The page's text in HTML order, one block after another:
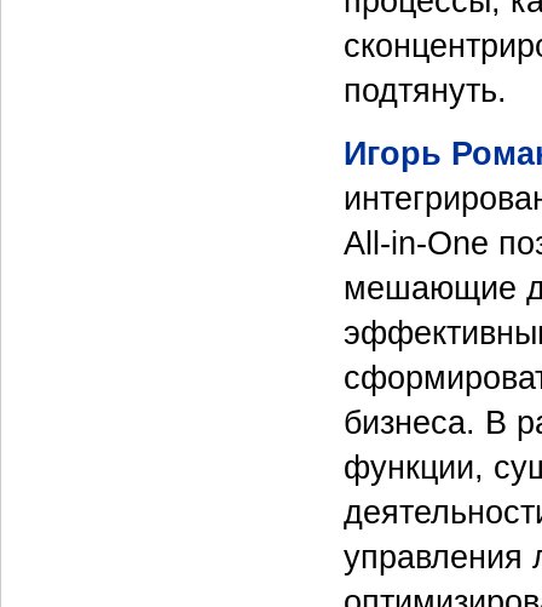
подтянуть.
Игорь
All-in-One
мешающие
бизнеса. В
функции,
управления